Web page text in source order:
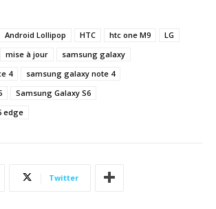
Android Lollipop HTC htc one M9
LG
mise à jour
samsung galaxy
4
samsung galaxy note 4
Samsung Galaxy S6
edge
Twitter